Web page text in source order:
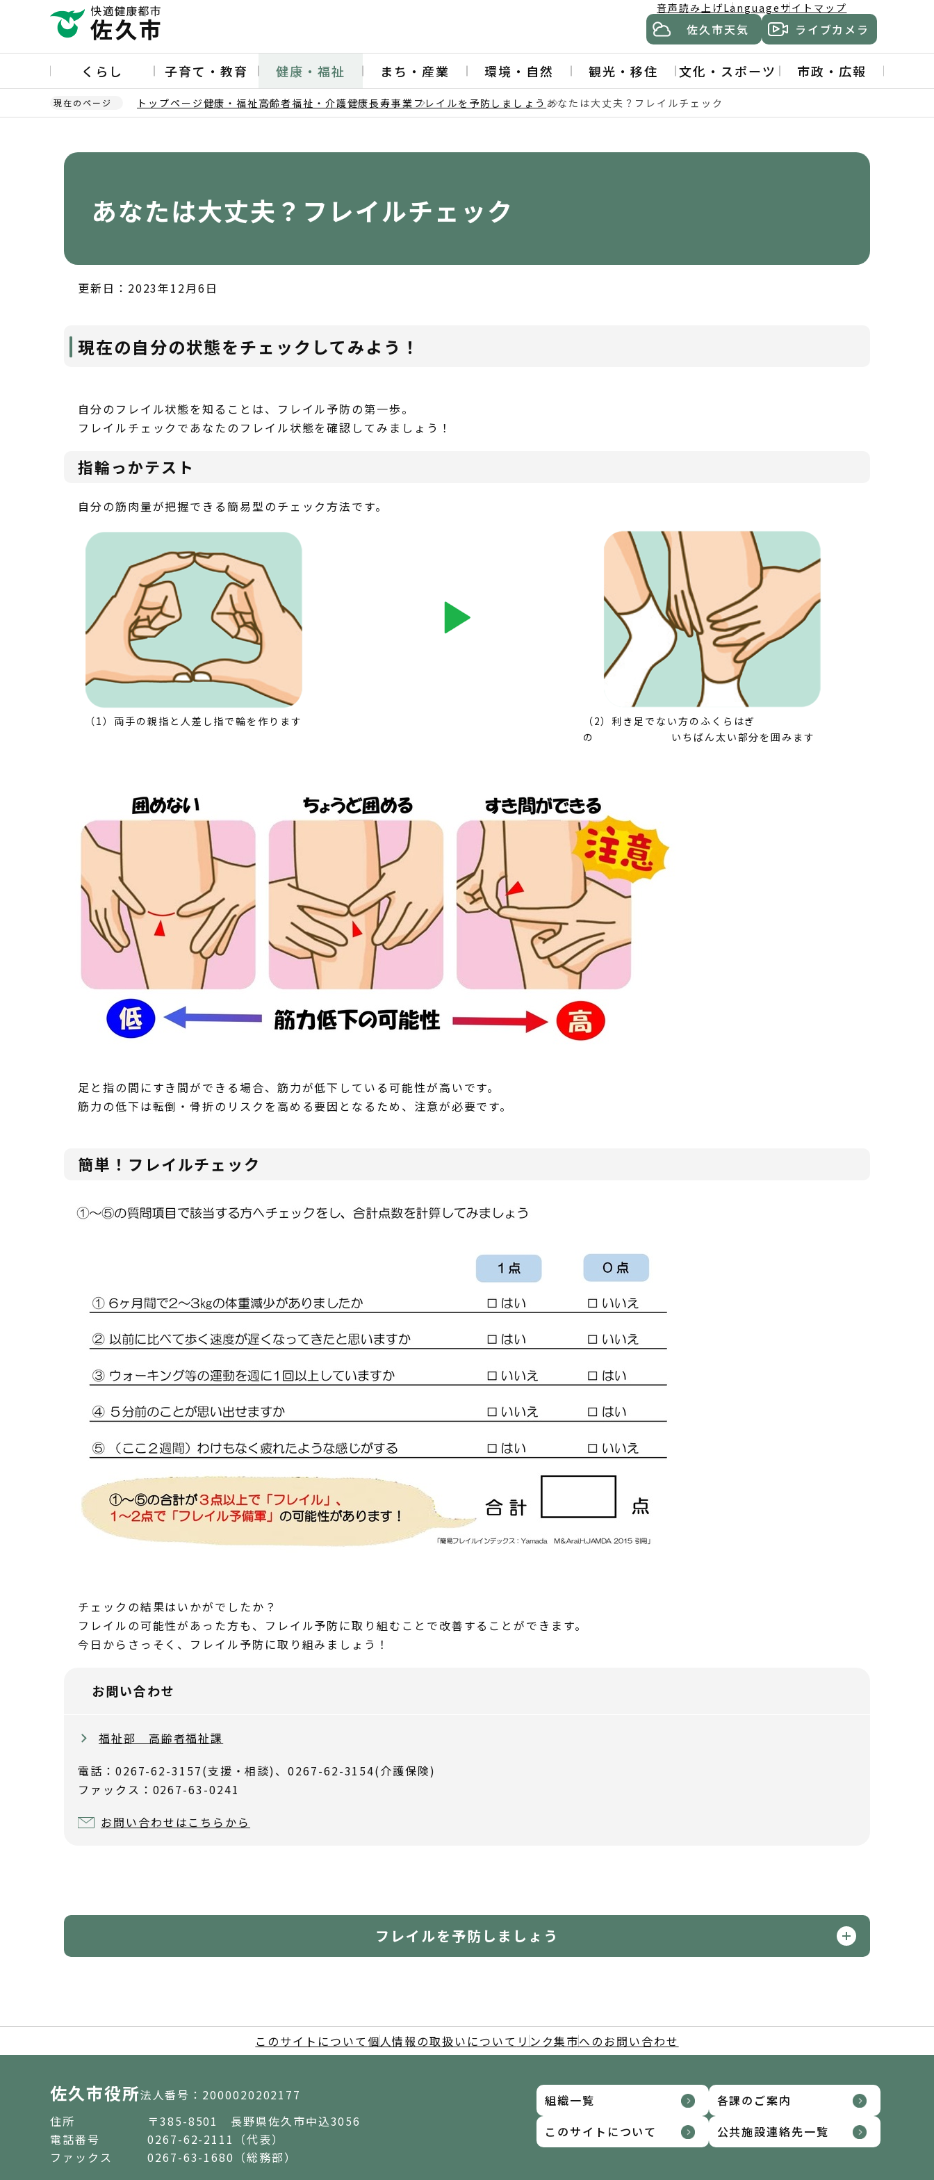
ー
の
音声読み上げLanguage サイトマップ
佐久市天気 ライブカメラ
くらし 子育て・教育 健康・福祉 まち・産業 環境・自然 観光・移住 文化・スポーツ 市政・広報
現在のページ トップページ健康・福祉高齢者福祉・介護健康長寿事業 フレイルを予防しましょう あなたは大丈夫？フレイルチェック
あなたは大丈夫？フレイルチェック
更新日：2023年12月6日
現在の自分の状態をチェックしてみよう！
自分のフレイル状態を知ることは、フレイル予防の第一歩。
フレイルチェックであなたのフレイル状態を確認してみましょう！
指輪っかテスト
自分の筋肉量が把握できる簡易型のチェック方法です。
（1）両手の親指と人差し指で輪を作ります
（2）利き足でない方のふくらはぎ
の いちばん太い部分を囲みます
足と指の間にすき間ができる場合、筋力が低下している可能性が高いです。
筋力の低下は転倒・骨折のリスクを高める要因となるため、注意が必要です。
簡単！フレイルチェック
チェックの結果はいかがでしたか？
フレイルの可能性があった方も、フレイル予防に取り組むことで改善することができます。
今日からさっそく、フレイル予防に取り組みましょう！
お問い合わせ
福祉部 高齢者福祉課
電話：0267-62-3157(支援・相談)、0267-62-3154(介護保険)
ファックス：0267-63-0241
お問い合わせはこちらから
フレイルを予防しましょう
このサイトについて 個人情報の取扱いについて リンク集市へのお問い合わせ
佐久市役所法人番号：2000020202177
住所
〒385-8501 長野県佐久市中込3056
電話番号
0267-62-2111（代表）
ファックス
0267-63-1680（総務部）
組織一覧
各課のご案内
このサイトについて
公共施設連絡先一覧